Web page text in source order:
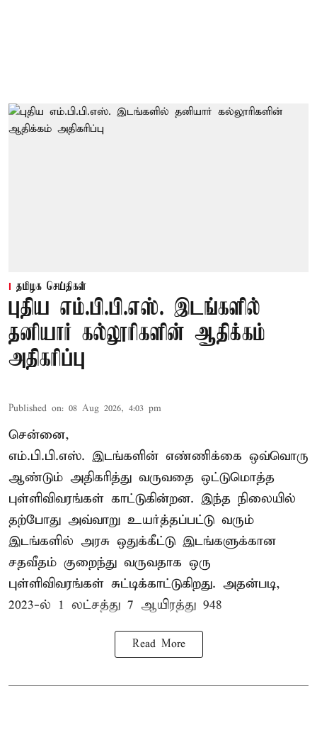
தமிழக செய்திகள்
புதிய எம்.பி.பி.எஸ். இடங்களில்
தனியார் கல்லூரிகளின் ஆதிக்கம்
அதிகரிப்பு
Published on: 08 Aug 2026, 4:03 pm
சென்னை,
எம்.பி.பி.எஸ். இடங்களின் எண்ணிக்கை ஒவ்வொரு
ஆண்டும் அதிகரித்து வருவதை ஒட்டுமொத்த
புள்ளிவிவரங்கள் காட்டுகின்றன. இந்த நிலையில்
தற்போது அவ்வாறு உயர்த்தப்பட்டு வரும்
இடங்களில் அரசு ஒதுக்கீட்டு இடங்களுக்கான
சதவீதம் குறைந்து வருவதாக ஒரு
புள்ளிவிவரங்கள் சுட்டிக்காட்டுகிறது. அதன்படி,
2023-ல் 1 லட்சத்து 7 ஆயிரத்து 948
Read More